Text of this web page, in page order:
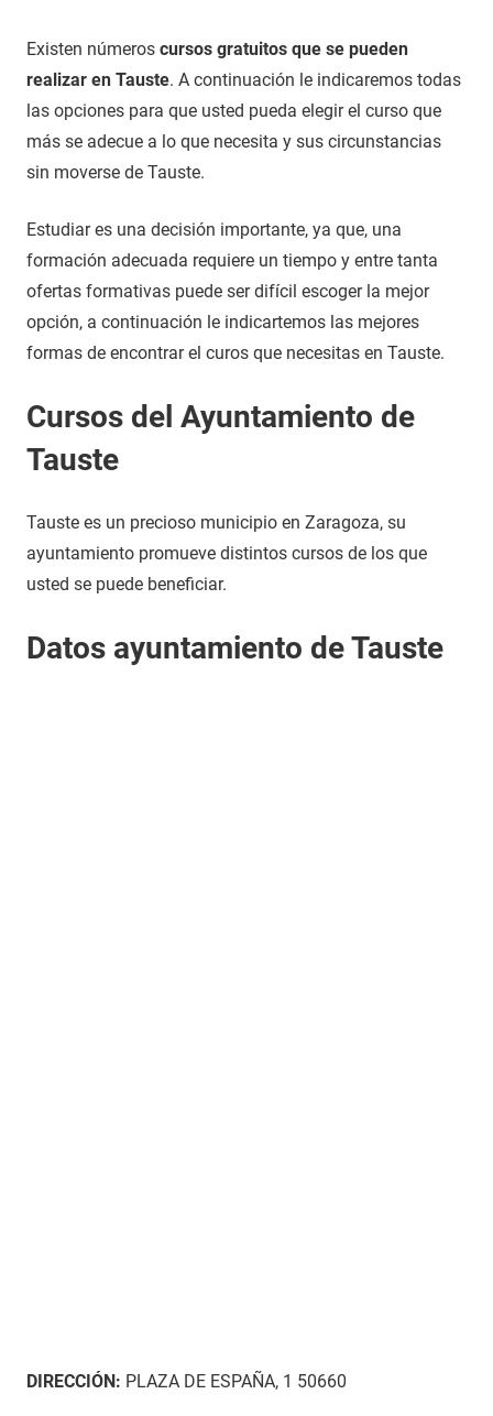
9
de
diciembre
2020
Maria
Cursos
en
Zaragoza
Existen números cursos gratuitos que se pueden
realizar en Tauste. A continuación le indicaremos todas
las opciones para que usted pueda elegir el curso que
más se adecue a lo que necesita y sus circunstancias
sin moverse de Tauste.
Estudiar es una decisión importante, ya que, una
formación adecuada requiere un tiempo y entre tanta
ofertas formativas puede ser difícil escoger la mejor
opción, a continuación le indicartemos las mejores
formas de encontrar el curos que necesitas en Tauste.
Cursos del Ayuntamiento de
Tauste
Tauste es un precioso municipio en Zaragoza, su
ayuntamiento promueve distintos cursos de los que
usted se puede beneficiar.
Datos ayuntamiento de Tauste
DIRECCIÓN: PLAZA DE ESPAÑA, 1 50660